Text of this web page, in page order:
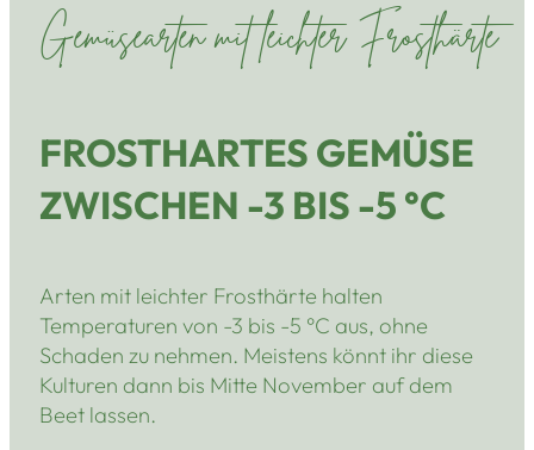
Gemüsearten mit leichter Frosthärte
FROSTHARTES GEMÜSE
ZWISCHEN -3 BIS -5 °C
Arten mit leichter Frosthärte halten
Temperaturen von -3 bis -5 °C aus, ohne
Schaden zu nehmen. Meistens könnt ihr diese
Kulturen dann bis Mitte November auf dem
Beet lassen.